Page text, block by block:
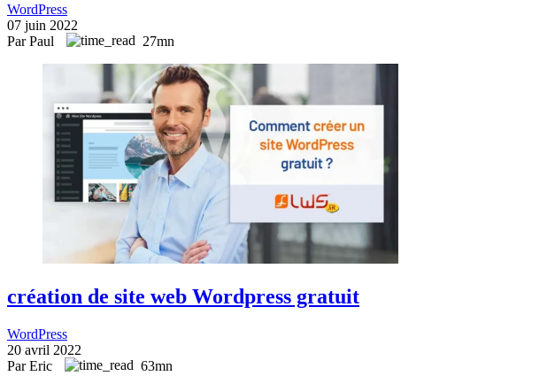
WordPress
07 juin 2022
Par Paul
27mn
création de site web Wordpress gratuit
WordPress
20 avril 2022
Par Eric
63mn